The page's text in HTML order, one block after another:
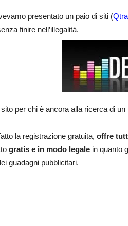
presentato un paio di siti (
finire nell’illegalità.
per chi è ancora alla ricerca di
la registrazione gratuita, offre
gratis e in modo legale in quanto
guadagni pubblicitari.